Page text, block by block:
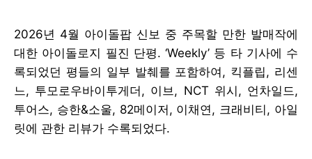
2026년 4월 아이돌팝 신보 중 주목할 만한 발매작에
대한 아이돌로지 필진 단평. ‘Weekly’ 등 타 기사에 수
록되었던 평들의 일부 발췌를 포함하여, 킥플립, 리센
느, 투모로우바이투게더, 이브, NCT 위시, 언차일드,
투어스, 승한&소울, 82메이저, 이채연, 크래비티, 아일
릿에 관한 리뷰가 수록되었다.